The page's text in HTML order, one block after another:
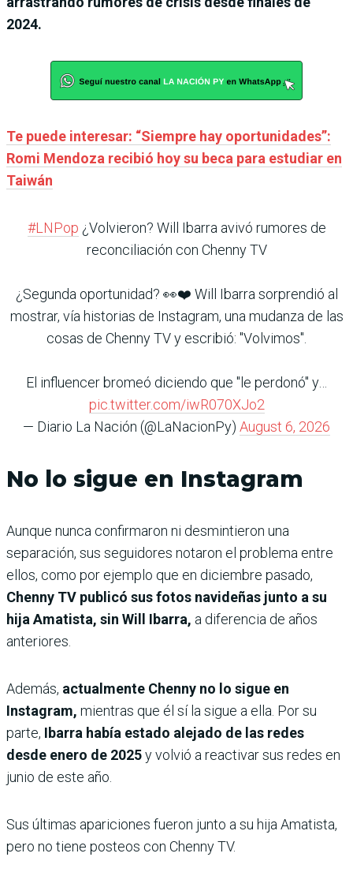
2024.
Te puede interesar: “Siempre hay oportunidades”:
Romi Mendoza recibió hoy su beca para estudiar en
Taiwán
#LNPop ¿Volvieron? Will Ibarra avivó rumores de
reconciliación con Chenny TV
¿Segunda oportunidad? 👀❤️ Will Ibarra sorprendió al
mostrar, vía historias de Instagram, una mudanza de las
cosas de Chenny TV y escribió: "Volvimos".
El influencer bromeó diciendo que "le perdonó" y…
pic.twitter.com/iwR070XJo2
— Diario La Nación (@LaNacionPy) August 6, 2026
No lo sigue en Instagram
Aunque nunca confirmaron ni desmintieron una
separación, sus seguidores notaron el problema entre
ellos, como por ejemplo que en diciembre pasado,
Chenny TV publicó sus fotos navideñas junto a su
hija Amatista, sin Will Ibarra, a diferencia de años
anteriores.
Además, actualmente Chenny no lo sigue en
Instagram, mientras que él sí la sigue a ella. Por su
parte, Ibarra había estado alejado de las redes
desde enero de 2025y volvió a reactivar sus redes en
junio de este año.
Sus últimas apariciones fueron junto a su hija Amatista,
pero no tiene posteos con Chenny TV.